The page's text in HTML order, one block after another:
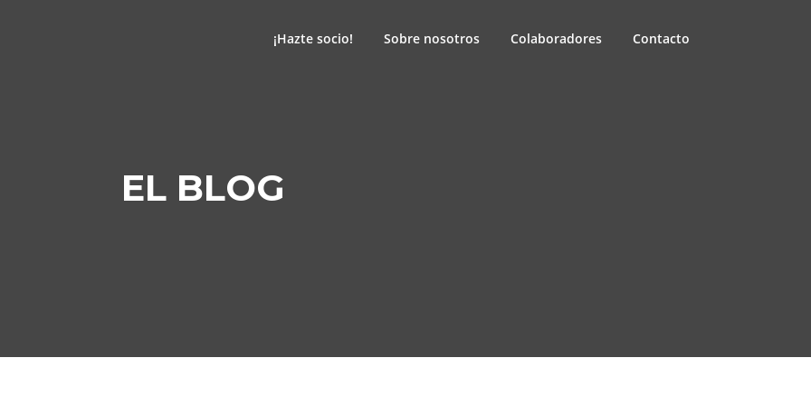
¡Hazte socio! Sobre nosotros Colaboradores Contacto
EL BLOG